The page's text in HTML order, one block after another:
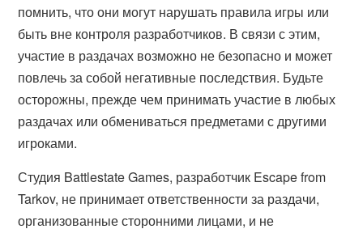
помнить, что они могут нарушать правила игры или
быть вне контроля разработчиков. В связи с этим,
участие в раздачах возможно не безопасно и может
повлечь за собой негативные последствия. Будьте
осторожны, прежде чем принимать участие в любых
раздачах или обмениваться предметами с другими
игроками.
Студия Battlestate Games, разработчик Escape from
Tarkov, не принимает ответственности за раздачи,
организованные сторонними лицами, и не